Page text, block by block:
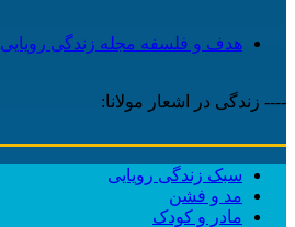
هدف و فلسفه مجله زندگی رویایی
---- زندگی در اشعار مولانا:
سبک زندگی رویایی
مد و فشن
مادر و کودک